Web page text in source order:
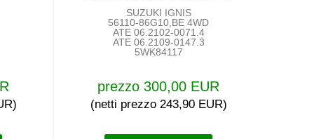
SUZUKI IGNIS
56110-86G10,BE 4WD
ATE 06.2102-0071.4
ATE 06.2109-0147.3
5WK84117
prezzo 300,00 EUR
(netti prezzo 243,90 EUR)